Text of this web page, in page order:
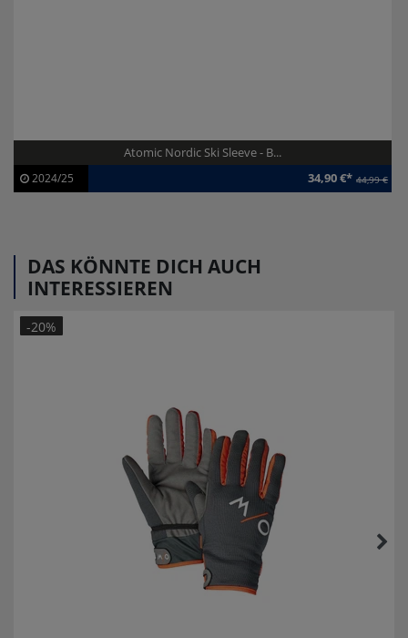
Atomic Nordic Ski Sleeve - B...
Artikel-ID:
113304
2024/25 34,90 €* 44,99 €
DAS KÖNNTE DICH AUCH
INTERESSIEREN
-20%